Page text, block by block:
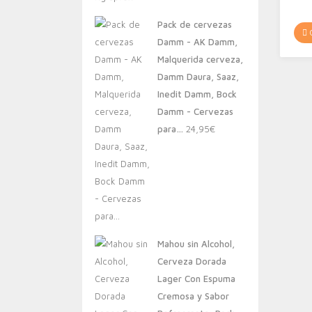
era:
20,00€.
es:
13,88€.
Pack de cervezas
Damm - AK Damm,
Malquerida cerveza,
Damm Daura, Saaz,
Inedit Damm, Bock
Damm - Cervezas
para… 24,95€
Mahou sin Alcohol,
Cerveza Dorada
Lager Con Espuma
Cremosa y Sabor